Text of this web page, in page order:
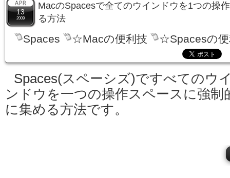
13
2009
MacのSpacesで全てのウインドウを1つの操
る方法
Spaces ☆Macの便利技 ☆Spacesの便
Spaces(スペーシズ)ですべてのウ
ンドウを一つの操作スペースに強制
に集める方法です。